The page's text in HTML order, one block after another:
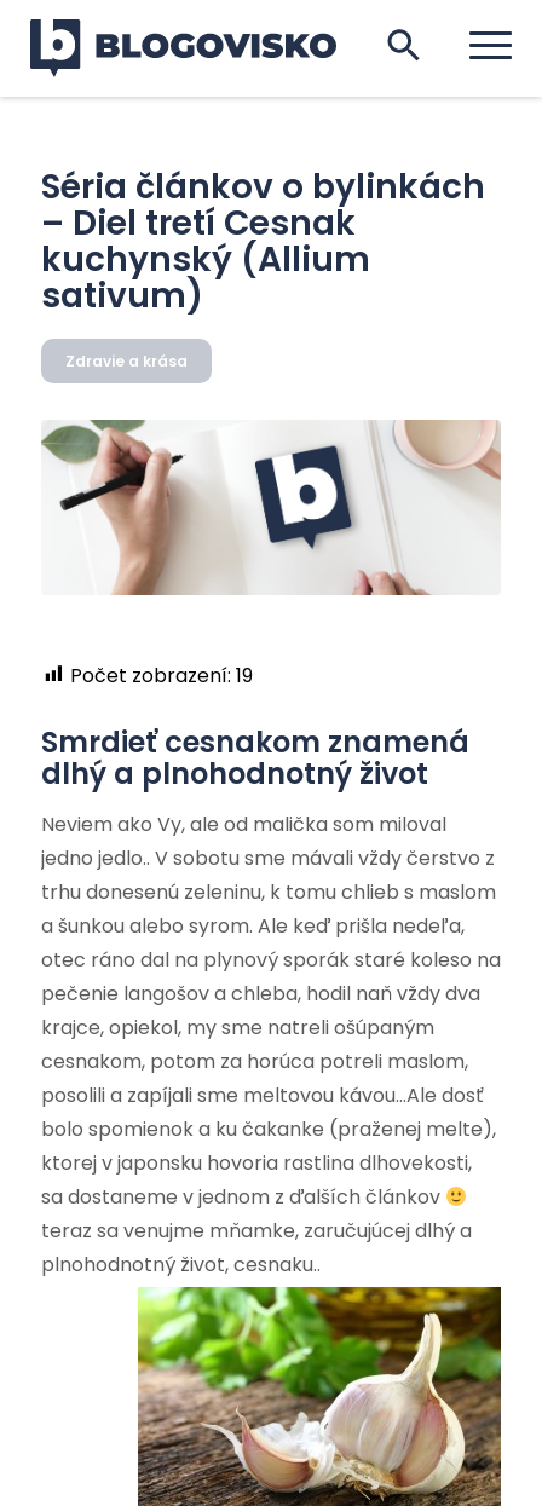
Séria článkov o bylinkách
– Diel tretí Cesnak
kuchynský (Allium
sativum)
Zdravie a krása
Počet zobrazení: 19
Smrdieť cesnakom znamená
dlhý a plnohodnotný život
Neviem ako Vy, ale od malička som miloval
jedno jedlo.. V sobotu sme mávali vždy čerstvo z
trhu donesenú zeleninu, k tomu chlieb s maslom
a šunkou alebo syrom. Ale keď prišla nedeľa,
otec ráno dal na plynový sporák staré koleso na
pečenie langošov a chleba, hodil naň vždy dva
krajce, opiekol, my sme natreli ošúpaným
cesnakom, potom za horúca potreli maslom,
posolili a zapíjali sme meltovou kávou…Ale dosť
bolo spomienok a ku čakanke (praženej melte),
ktorej v japonsku hovoria rastlina dlhovekosti,
sa dostaneme v jednom z ďalších článkov
teraz sa venujme mňamke, zaručujúcej dlhý a
plnohodnotný život, cesnaku..